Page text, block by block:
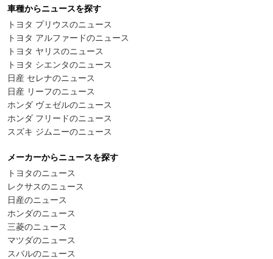
車種からニュースを探す
トヨタ プリウスのニュース
トヨタ アルファードのニュース
トヨタ ヤリスのニュース
トヨタ シエンタのニュース
日産 セレナのニュース
日産 リーフのニュース
ホンダ ヴェゼルのニュース
ホンダ フリードのニュース
スズキ ジムニーのニュース
メーカーからニュースを探す
トヨタのニュース
レクサスのニュース
日産のニュース
ホンダのニュース
三菱のニュース
マツダのニュース
スバルのニュース